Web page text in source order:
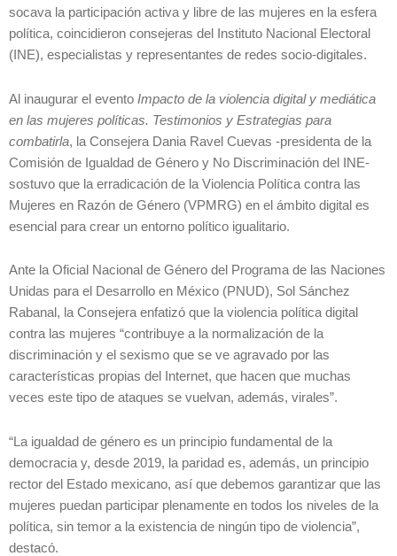
socava la participación activa y libre de las mujeres en la esfera
política, coincidieron consejeras del Instituto Nacional Electoral
(INE), especialistas y representantes de redes socio-digitales.
Al inaugurar el evento Impacto de la violencia digital y mediática
en las mujeres políticas. Testimonios y Estrategias para
combatirla, la Consejera Dania Ravel Cuevas -presidenta de la
Comisión de Igualdad de Género y No Discriminación del INE-
sostuvo que la erradicación de la Violencia Política contra las
Mujeres en Razón de Género (VPMRG) en el ámbito digital es
esencial para crear un entorno político igualitario.
Ante la Oficial Nacional de Género del Programa de las Naciones
Unidas para el Desarrollo en México (PNUD), Sol Sánchez
Rabanal, la Consejera enfatizó que la violencia política digital
contra las mujeres “contribuye a la normalización de la
discriminación y el sexismo que se ve agravado por las
características propias del Internet, que hacen que muchas
veces este tipo de ataques se vuelvan, además, virales”.
“La igualdad de género es un principio fundamental de la
democracia y, desde 2019, la paridad es, además, un principio
rector del Estado mexicano, así que debemos garantizar que las
mujeres puedan participar plenamente en todos los niveles de la
política, sin temor a la existencia de ningún tipo de violencia”,
destacó.